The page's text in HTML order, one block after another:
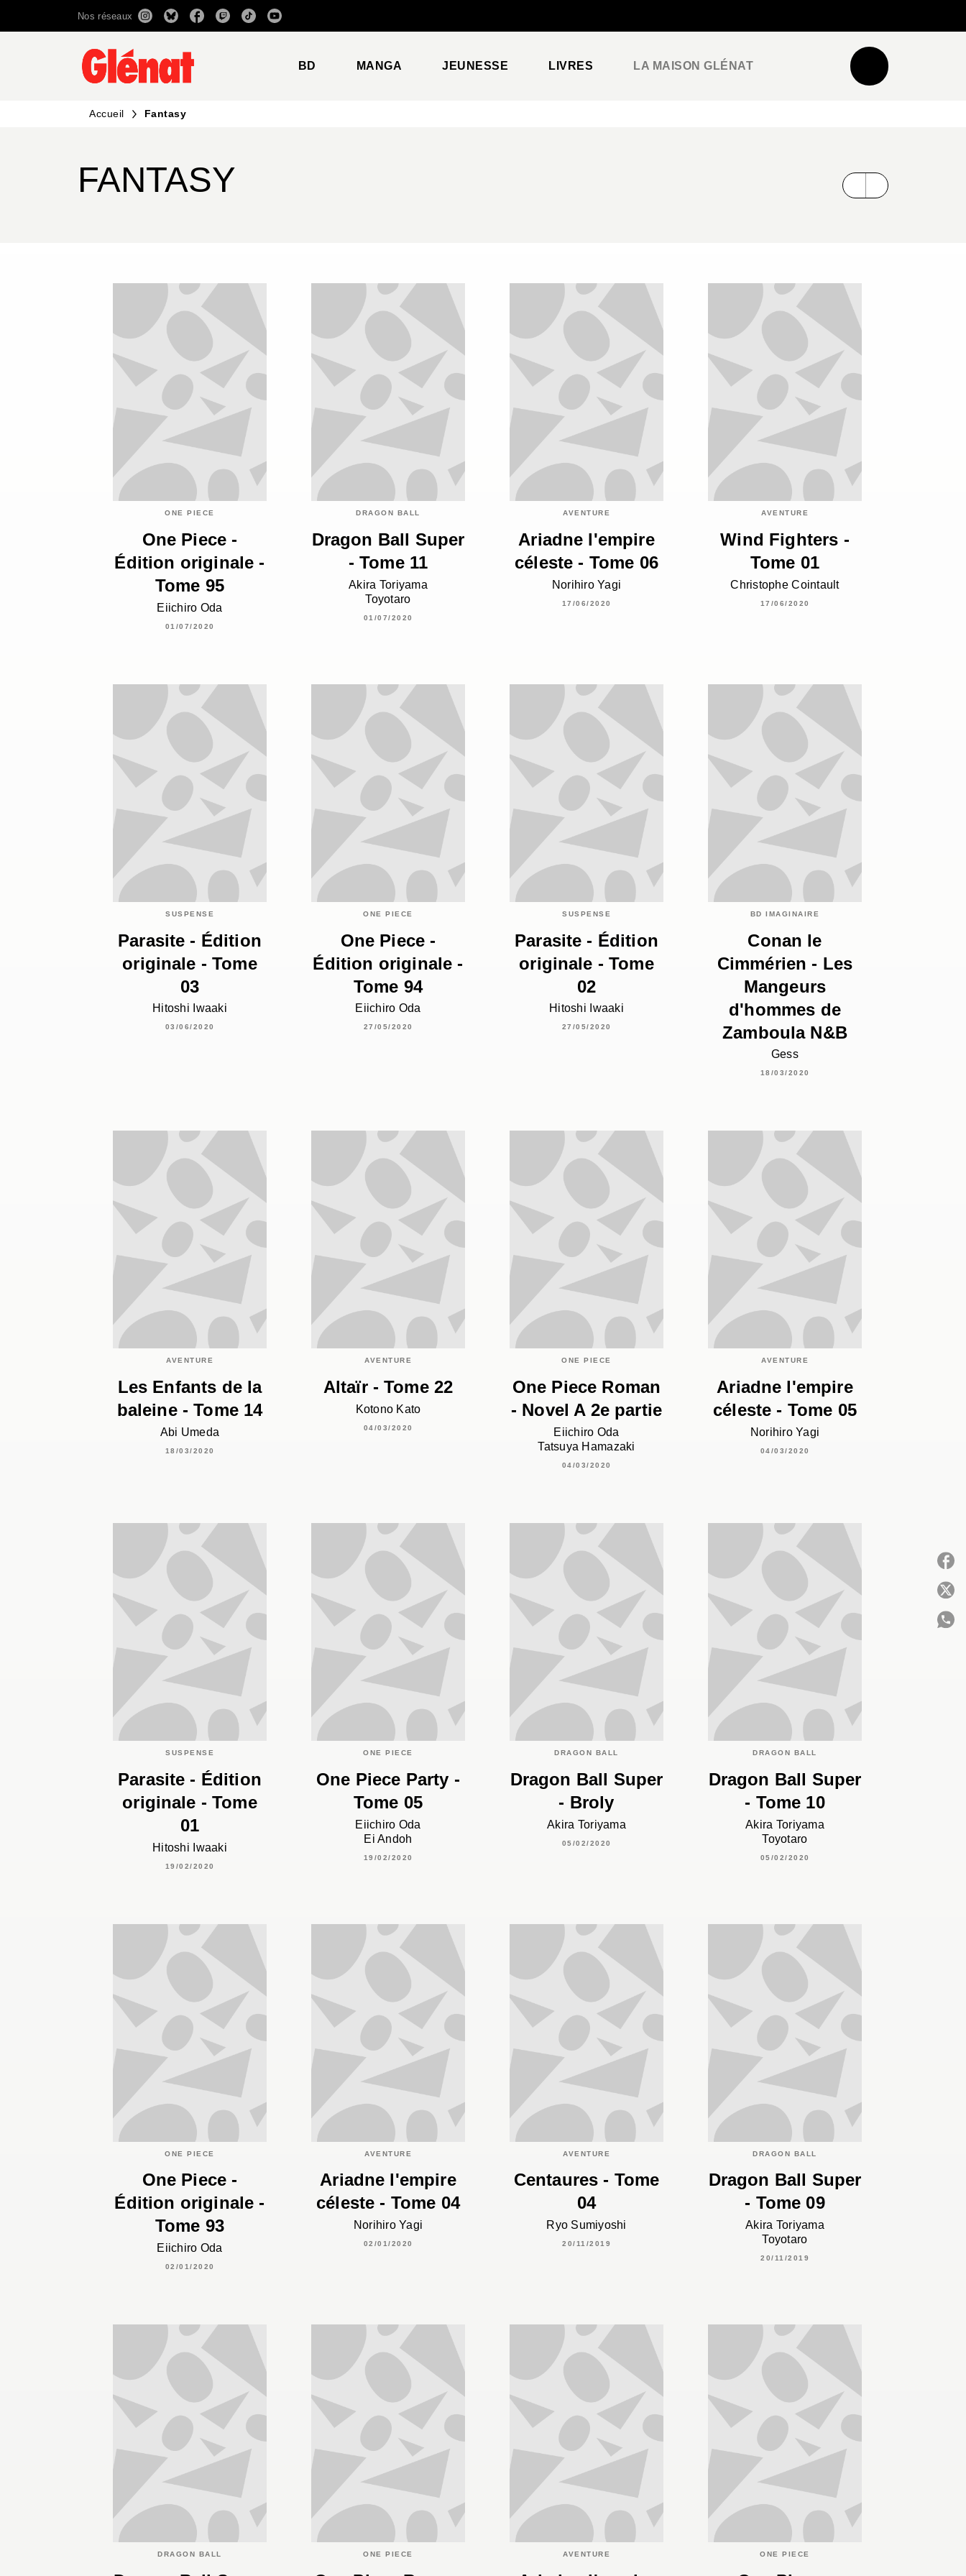
RECHERCHE CONTENU
Nos réseaux
BD MANGA JEUNESSE LIVRES LA MAISON GLÉNAT
Accueil Fantasy
FANTASY
ONE PIECE
One Piece -
Édition originale -
Tome 95
Eiichiro Oda
01/07/2020
DRAGON BALL
Dragon Ball Super
- Tome 11
Akira Toriyama
Toyotaro
01/07/2020
AVENTURE
Ariadne l'empire
céleste - Tome 06
Norihiro Yagi
17/06/2020
AVENTURE
Wind Fighters -
Tome 01
Christophe Cointault
17/06/2020
SUSPENSE
Parasite - Édition
originale - Tome
03
Hitoshi Iwaaki
03/06/2020
ONE PIECE
One Piece -
Édition originale -
Tome 94
Eiichiro Oda
27/05/2020
SUSPENSE
Parasite - Édition
originale - Tome
02
Hitoshi Iwaaki
27/05/2020
BD IMAGINAIRE
Conan le
Cimmérien - Les
Mangeurs
d'hommes de
Zamboula N&B
Gess
18/03/2020
AVENTURE
Les Enfants de la
baleine - Tome 14
Abi Umeda
18/03/2020
AVENTURE
Altaïr - Tome 22
Kotono Kato
04/03/2020
ONE PIECE
One Piece Roman
- Novel A 2e partie
Eiichiro Oda
Tatsuya Hamazaki
04/03/2020
AVENTURE
Ariadne l'empire
céleste - Tome 05
Norihiro Yagi
04/03/2020
SUSPENSE
Parasite - Édition
originale - Tome
01
Hitoshi Iwaaki
19/02/2020
ONE PIECE
One Piece Party -
Tome 05
Eiichiro Oda
Ei Andoh
19/02/2020
DRAGON BALL
Dragon Ball Super
- Broly
Akira Toriyama
05/02/2020
DRAGON BALL
Dragon Ball Super
- Tome 10
Akira Toriyama
Toyotaro
05/02/2020
ONE PIECE
One Piece -
Édition originale -
Tome 93
Eiichiro Oda
02/01/2020
AVENTURE
Ariadne l'empire
céleste - Tome 04
Norihiro Yagi
02/01/2020
AVENTURE
Centaures - Tome
04
Ryo Sumiyoshi
20/11/2019
DRAGON BALL
Dragon Ball Super
- Tome 09
Akira Toriyama
Toyotaro
20/11/2019
DRAGON BALL ONE PIECE AVENTURE ONE PIECE